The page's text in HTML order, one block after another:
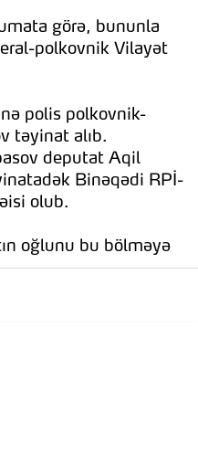
görə, bununla
polkovnik Vilayət
polis polkovnik-
təyinat alıb.
deputat Aqil
Binəqədi RPİ-
olub.